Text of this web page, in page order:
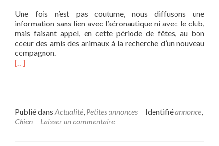
Une fois n’est pas coutume, nous diffusons une
information sans lien avec l’aéronautique ni avec le club,
mais faisant appel, en cette période de fêtes, au bon
coeur des amis des animaux à la recherche d’un nouveau
compagnon.
[…]
Publié dans Actualité, Petites annonces Identifiéannonce,
Chien
Laisser un commentaire